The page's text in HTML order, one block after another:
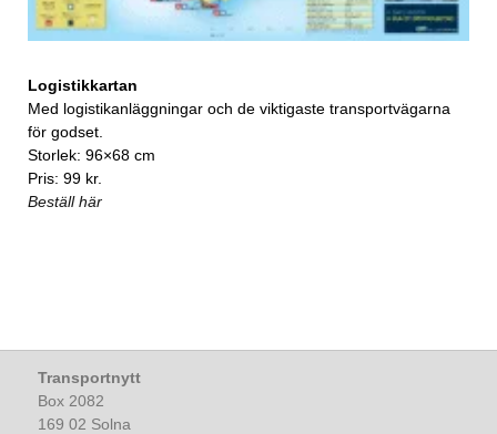
Logistikkartan
Med logistikanläggningar och de viktigaste transportvägarna
för godset.
Storlek: 96×68 cm
Pris: 99 kr.
Beställ här
Transportnytt
Box 2082
169 02 Solna